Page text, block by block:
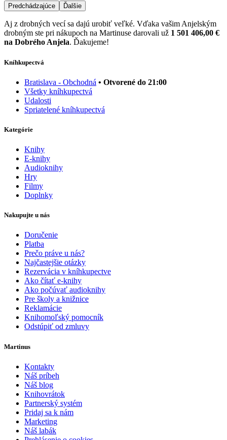
Predchádzajúce Ďalšie
Aj z drobných vecí sa dajú urobiť veľké. Vďaka vašim Anjelským
drobným ste pri nákupoch na Martinuse darovali už 1 501 406,00 €
na Dobrého Anjela. Ďakujeme!
Kníhkupectvá
Bratislava - Obchodná • Otvorené do 21:00
Všetky kníhkupectvá
Udalosti
Spriatelené kníhkupectvá
Kategórie
Knihy
E-knihy
Audioknihy
Hry
Filmy
Doplnky
Nakupujte u nás
Doručenie
Platba
Prečo práve u nás?
Najčastejšie otázky
Rezervácia v kníhkupectve
Ako čítať e-knihy
Ako počúvať audioknihy
Pre školy a knižnice
Reklamácie
Knihomoľský pomocník
Odstúpiť od zmluvy
Martinus
Kontakty
Náš príbeh
Náš blog
Knihovrátok
Partnerský systém
Pridaj sa k nám
Marketing
Náš labák